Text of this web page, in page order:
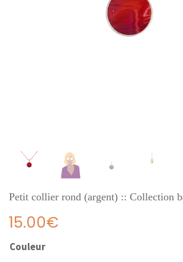
Petit collier rond (argent) :: Collection
15.00€
Couleur